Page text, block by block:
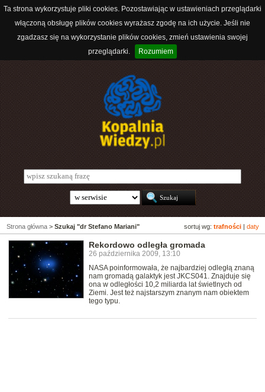
Ta strona wykorzystuje pliki cookies. Pozostawiając w ustawieniach przeglądarki
włączoną obsługę plików cookies wyrażasz zgodę na ich użycie. Jeśli nie
zgadzasz się na wykorzystanie plików cookies, zmień ustawienia swojej
przeglądarki.
Rozumiem
sortuj wg: trafności daty
Strona główna > Szukaj "dr Stefano Mariani"
Rekordowo odległa gromada
26 października 2009, 13:10
NASA poinformowała, że najbardziej odległą znaną
nam gromadą galaktyk jest JKCS041. Znajduje się
ona w odległości 10,2 miliarda lat świetlnych od
Ziemi. Jest też najstarszym znanym nam obiektem
tego typu.